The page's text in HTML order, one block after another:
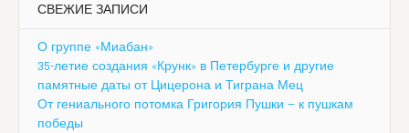
СВЕЖИЕ ЗАПИСИ
О группе «Миабан»
35-летие создания «Крунк» в Петербурге и другие
памятные даты от Цицерона и Тиграна Мец
От гениального потомка Григория Пушки — к пушкам
победы